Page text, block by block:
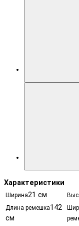
Характеристики
Ширина21 см
Длина ремешка142
см